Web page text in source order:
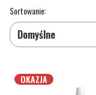
Koniec filtrów
Lista
Sortowanie:
Domyślne
OKAZJA